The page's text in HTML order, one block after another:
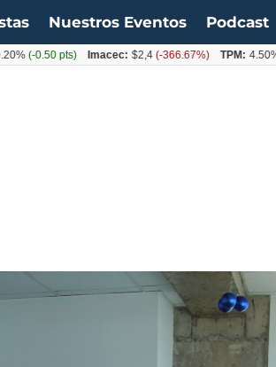
Nuestros Eventos Podcast
0.50 pts) Imacec: $2,4(-366.67%) TPM: 4.50%